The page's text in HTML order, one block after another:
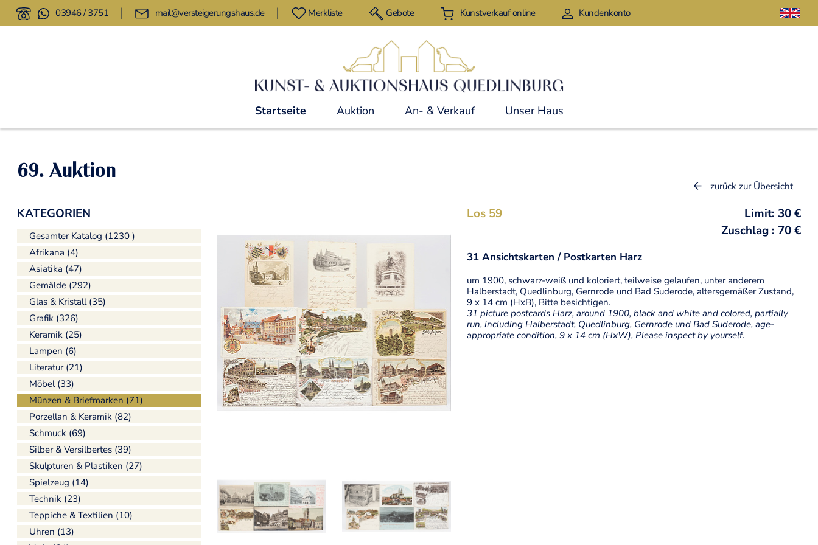
03946 / 3751 mail@versteigerungshaus.de Merkliste Gebote Kunstverkauf online Kundenkonto
Startseite Auktion An- & Verkauf Unser Haus
69. Auktion
KATEGORIEN
Gesamter Katalog (1230 )
Afrikana (4)
Asiatika (47)
Gemälde (292)
Glas & Kristall (35)
Grafik (326)
Keramik (25)
Lampen (6)
Literatur (21)
Möbel (33)
Münzen & Briefmarken (71)
Porzellan & Keramik (82)
Schmuck (69)
Silber & Versilbertes (39)
Skulpturen & Plastiken (27)
Spielzeug (14)
Technik (23)
Teppiche & Textilien (10)
Uhren (13)
zurück zur Übersicht
Los 59
Limit: 30 €
Zuschlag : 70 €
31 Ansichtskarten / Postkarten Harz
um 1900, schwarz-weiß und koloriert, teilweise gelaufen, unter anderem
Halberstadt, Quedlinburg, Gernrode und Bad Suderode, altersgemäßer Zustand,
9 x 14 cm (HxB), Bitte besichtigen.
31 picture postcards Harz, around 1900, black and white and colored, partially
run, including Halberstadt, Quedlinburg, Gernrode und Bad Suderode, age-
appropriate condition, 9 x 14 cm (HxW), Please inspect by yourself.